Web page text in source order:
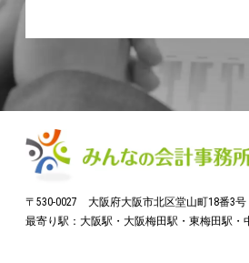
〒530-0027 大阪府大阪市北区堂山町18番3
最寄り駅：大阪駅・大阪梅田駅・東梅田駅・